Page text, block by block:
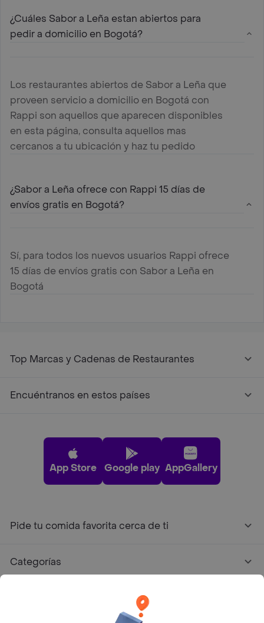
¿Cuáles Sabor a Leña estan abiertos para
pedir a domicilio en Bogotá?
Los restaurantes abiertos de Sabor a Leña que
proveen servicio a domicilio en Bogotá con
Rappi son aquellos que aparecen disponibles
en esta página, consulta aquellos mas
cercanos a tu ubicación y haz tu pedido
¿Sabor a Leña ofrece con Rappi 15 días de
envíos gratis en Bogotá?
Sí, para todos los nuevos usuarios Rappi ofrece
15 días de envíos gratis con Sabor a Leña en
Bogotá
Top Marcas y Cadenas de Restaurantes
Encuéntranos en estos países
App Store Google play AppGallery
Pide tu comida favorita cerca de ti
Categorías